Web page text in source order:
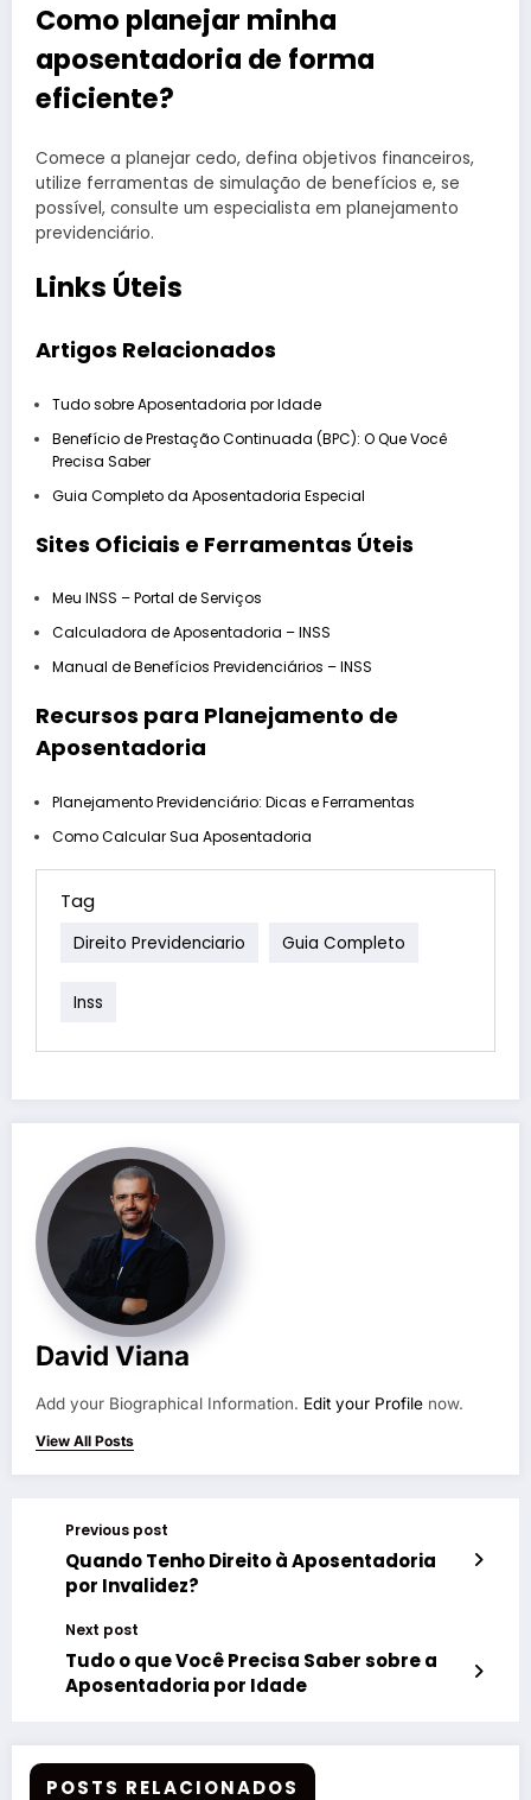
Como planejar minha
aposentadoria de forma
eficiente?
Comece a planejar cedo, defina objetivos financeiros,
utilize ferramentas de simulação de benefícios e, se
possível, consulte um especialista em planejamento
previdenciário.
Links Úteis
Artigos Relacionados
Tudo sobre Aposentadoria por Idade
Benefício de Prestação Continuada (BPC): O Que Você
Precisa Saber
Guia Completo da Aposentadoria Especial
Sites Oficiais e Ferramentas Úteis
Meu INSS – Portal de Serviços
Calculadora de Aposentadoria – INSS
Manual de Benefícios Previdenciários – INSS
Recursos para Planejamento de
Aposentadoria
Planejamento Previdenciário: Dicas e Ferramentas
Como Calcular Sua Aposentadoria
Tag
Direito Previdenciario Guia Completo
Inss
David Viana
Add your Biographical Information. Edit your Profile now.
View All Posts
Previous post
Quando Tenho Direito à Aposentadoria
por Invalidez?
Next post
Tudo o que Você Precisa Saber sobre a
Aposentadoria por Idade
POSTS RELACIONADOS